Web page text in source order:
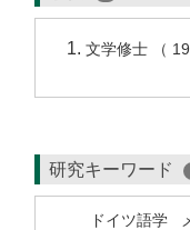
文学修士 （
研究キーワード
ドイツ語学